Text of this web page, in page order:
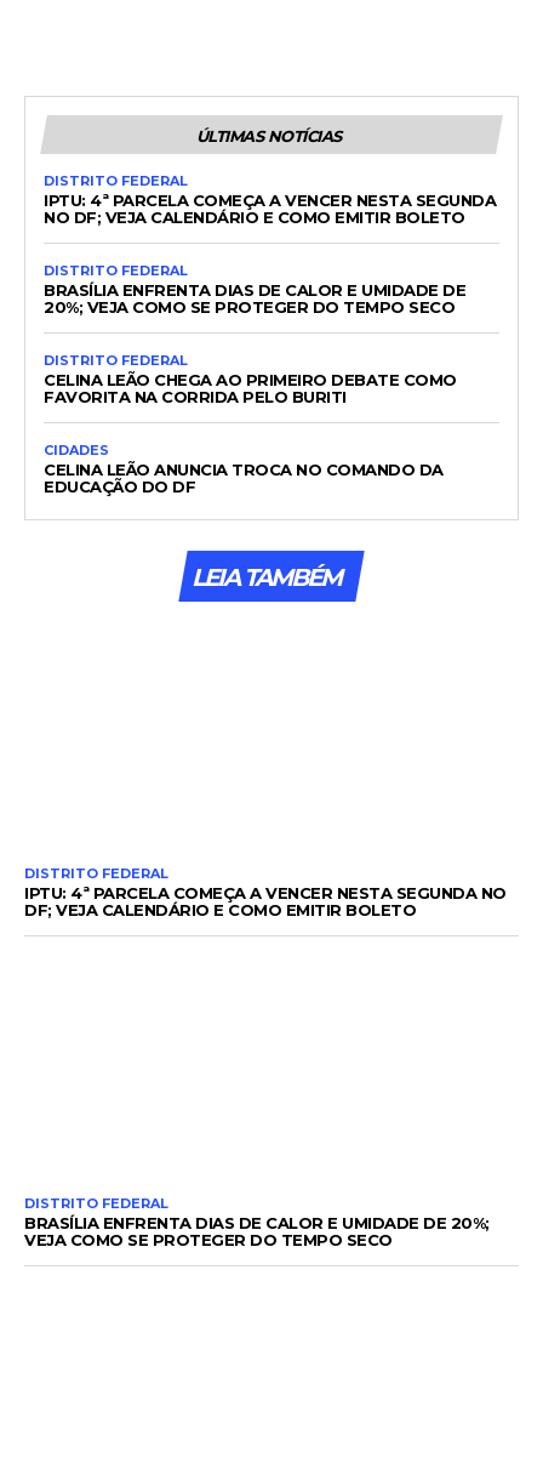
ÚLTIMAS NOTÍCIAS
DISTRITO FEDERAL
IPTU: 4ª PARCELA COMEÇA A VENCER NESTA SEGUNDA
NO DF; VEJA CALENDÁRIO E COMO EMITIR BOLETO
DISTRITO FEDERAL
BRASÍLIA ENFRENTA DIAS DE CALOR E UMIDADE DE
20%; VEJA COMO SE PROTEGER DO TEMPO SECO
DISTRITO FEDERAL
CELINA LEÃO CHEGA AO PRIMEIRO DEBATE COMO
FAVORITA NA CORRIDA PELO BURITI
CIDADES
CELINA LEÃO ANUNCIA TROCA NO COMANDO DA
EDUCAÇÃO DO DF
LEIA TAMBÉM
DISTRITO FEDERAL
IPTU: 4ª PARCELA COMEÇA A VENCER NESTA SEGUNDA NO
DF; VEJA CALENDÁRIO E COMO EMITIR BOLETO
DISTRITO FEDERAL
BRASÍLIA ENFRENTA DIAS DE CALOR E UMIDADE DE 20%;
VEJA COMO SE PROTEGER DO TEMPO SECO